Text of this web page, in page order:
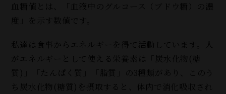
血糖値とは、「血液中のグルコース（ブドウ糖）の濃
度」を示す数値です。
私達は食事からエネルギーを得て活動しています。人
がエネルギーとして使える栄養素は「炭水化物(糖
質)」「たんぱく質」「脂質」の3種類があり、このう
ち炭水化物(糖質)を摂取すると、体内で消化吸収され